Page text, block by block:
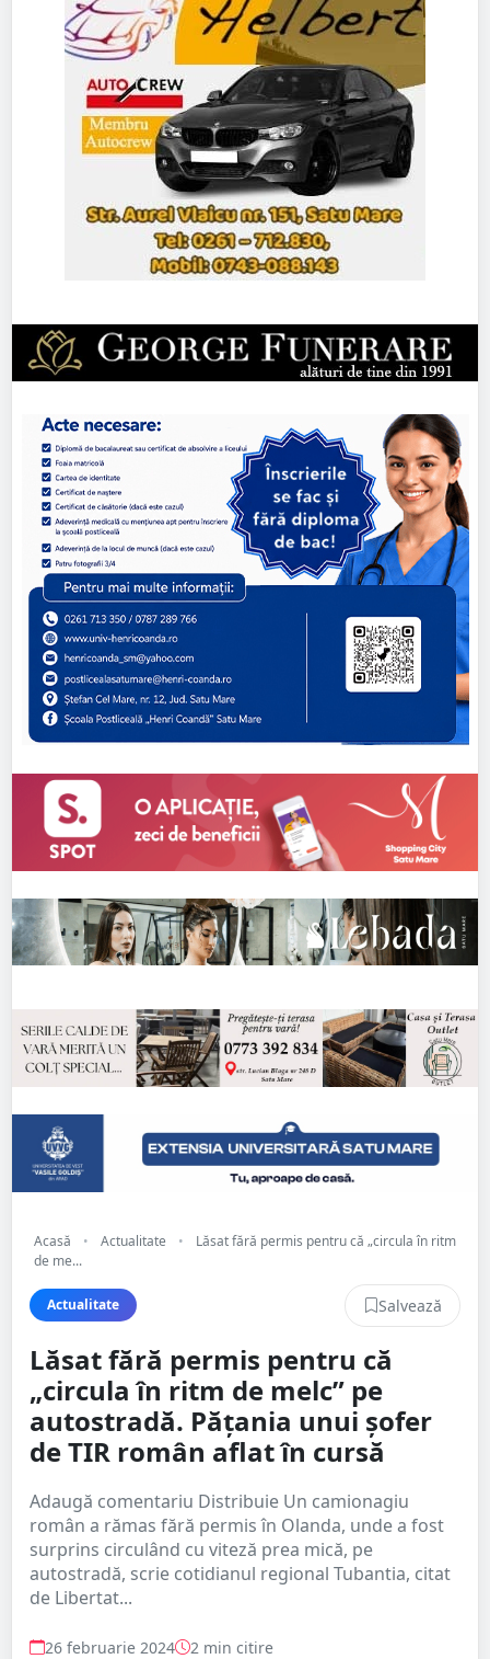
Acasă • Actualitate •
Lăsat fără permis pentru că „circula în ritm
de me...
Actualitate Salvează
Lăsat fără permis pentru că
„circula în ritm de melc” pe
autostradă. Pățania unui șofer
de TIR român aflat în cursă
Adaugă comentariu Distribuie Un camionagiu
român a rămas fără permis în Olanda, unde a fost
surprins circulând cu viteză prea mică, pe
autostradă, scrie cotidianul regional Tubantia, citat
de Libertat...
26 februarie 2024 2 min citire